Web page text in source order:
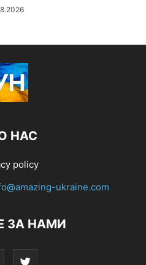
НАС
policy
ukraine.com
ЗА НАМИ